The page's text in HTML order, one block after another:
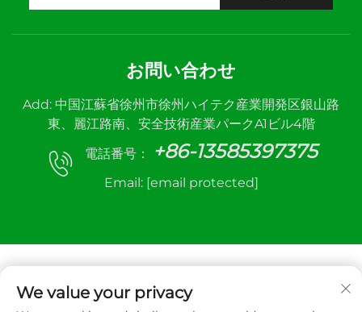
お問い合わせ
Add: 中国江蘇省徐州市徐州ハイテク産業開発区銀山路
東、麗江路南、安全技術産業パークA1ビル4階
電話番号：
+86-13585397375
Email: [email protected]
We value your privacy